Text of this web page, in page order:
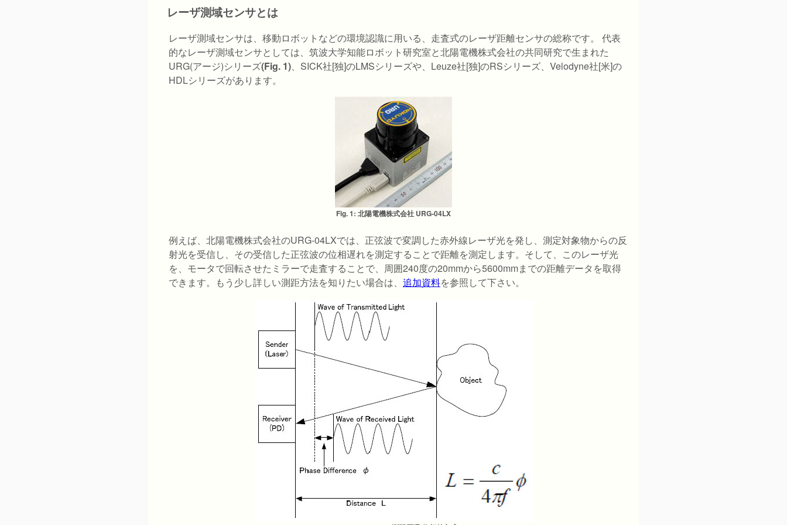
レーザ測域センサとは
レーザ測域センサは、移動ロボットなどの環境認識に用いる、走査式のレーザ距離センサの総称です。 代表
的なレーザ測域センサとしては、筑波大学知能ロボット研究室と北陽電機株式会社の共同研究で生まれた
URG(アージ)シリーズ(Fig. 1)、SICK社[独]のLMSシリーズや、Leuze社[独]のRSシリーズ、Velodyne社[米]の
HDLシリーズがあります。
Fig. 1: 北陽電機株式会社 URG-04LX
例えば、北陽電機株式会社のURG-04LXでは、正弦波で変調した赤外線レーザ光を発し、測定対象物からの反
射光を受信し、その受信した正弦波の位相遅れを測定することで距離を測定します。そして、このレーザ光
を、モータで回転させたミラーで走査することで、周囲240度の20mmから5600mmまでの距離データを取得
できます。もう少し詳しい測距方法を知りたい場合は、 追加資料を参照して下さい。